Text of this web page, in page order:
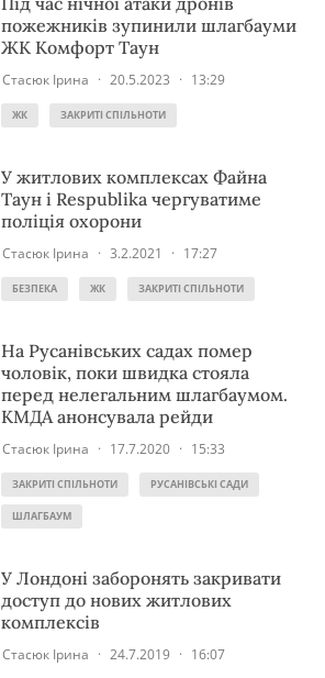
пожежників зупинили шлагбауми
ЖК Комфорт Таун
Стасюк Ірина · 20.5.2023 · 13:29
ЖК ЗАКРИТІ СПІЛЬНОТИ
У житлових комплексах Файна
Таун і Respublika чергуватиме
поліція охорони
Стасюк Ірина · 3.2.2021 · 17:27
БЕЗПЕКА ЖК ЗАКРИТІ СПІЛЬНОТИ
На Русанівських садах помер
чоловік, поки швидка стояла
перед нелегальним шлагбаумом.
КМДА анонсувала рейди
Стасюк Ірина · 17.7.2020 · 15:33
ЗАКРИТІ СПІЛЬНОТИ РУСАНІВСЬКІ САДИ
ШЛАГБАУМ
У Лондоні заборонять закривати
доступ до нових житлових
комплексів
Стасюк Ірина · 24.7.2019 · 16:07